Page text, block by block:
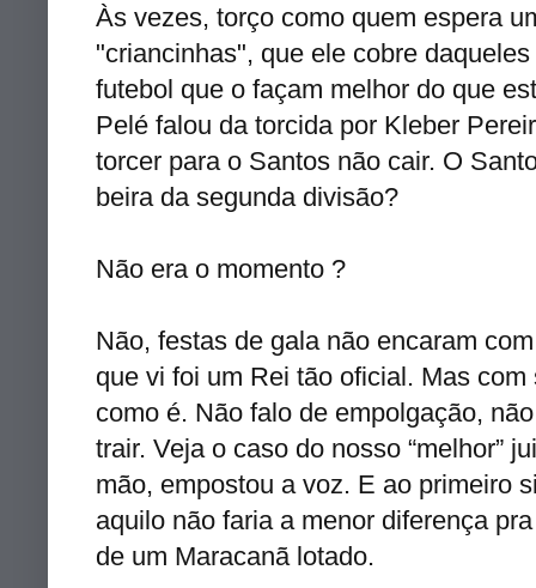
Às vezes, torço como quem espera
"criancinhas", que ele cobre
futebol que o façam melhor do que
Pelé falou da torcida por Kleber
torcer para o Santos não cair. O
beira da segunda divisão?
Não era o momento ?
Não, festas de gala não encaram
que vi foi um Rei tão oficial. Mas
como é. Não falo de empolgação,
trair. Veja o caso do nosso “melhor”
mão, empostou a voz. E ao primeiro
aquilo não faria a menor diferença
de um Maracanã lotado.